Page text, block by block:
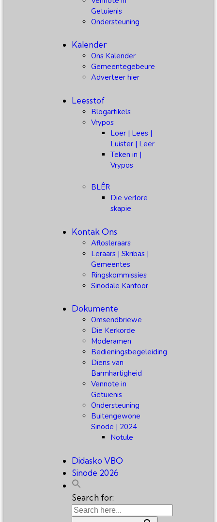
Getuienis
Ondersteuning
Kalender
Ons Kalender
Gemeentegebeure
Adverteer hier
Leesstof
Blogartikels
Vrypos
Loer | Lees |
Luister | Leer
Teken in |
Vrypos
BLÊR
Die verlore
skapie
Kontak Ons
Aflosleraars
Leraars | Skribas |
Gemeentes
Ringskommissies
Sinodale Kantoor
Dokumente
Omsendbriewe
Die Kerkorde
Moderamen
Bedieningsbegeleiding
Diens van
Barmhartigheid
Vennote in
Getuienis
Ondersteuning
Buitengewone
Sinode | 2024
Notule
Didasko VBO
Sinode 2026
Search for: